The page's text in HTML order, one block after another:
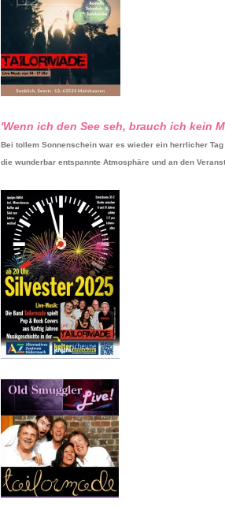
'Wenn ich den See seh, brauch ich kein
Bei tollem Sonnenschein war es wieder ein herrlicher
die wunderbar entspannte Atmosphäre und an den